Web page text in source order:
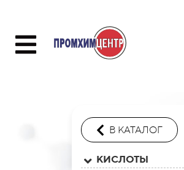
В КАТАЛОГ
КИСЛОТЫ